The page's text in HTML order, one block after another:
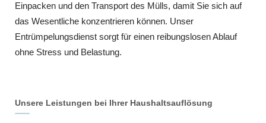
Einpacken und den Transport des Mülls, damit Sie sich auf
das Wesentliche konzentrieren können. Unser
Entrümpelungsdienst sorgt für einen reibungslosen Ablauf
ohne Stress und Belastung.
Unsere Leistungen bei Ihrer Haushaltsauflösung